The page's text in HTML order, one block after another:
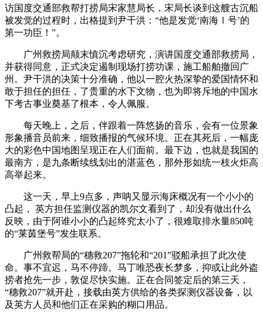
访国度交通部救帮打捞局宋家慧局长，宋局长谈到这艘古沉船
被发觉的过程时，出格提到尹干洪：“他是发觉‘南海Ⅰ号’的
第一功臣！”。
广州救捞局颠末慎沉考虑研究，演讲国度交通部救捞局，
并获得同意，正式决定遏制现场打捞功课，施工船舶撤回广
州。尹干洪的决策十分准确，他以一腔火热深挚的爱国情怀和
敢于担任的担任，了贵重的水下文物，也为即将斥地的中国水
下考古事业奠基了根本，令人佩服。
每天晚上，之后，伴跟着一阵悠扬的音乐，会有一位景象
形象播音员前来，细致播报的气候环境。正在其死后，一幅庞
大的彩色中国地图呈现正在人们面前。最下边，也就是我国的
最南方，是九条断续线划出的湛蓝色，那外形如统一枝火炬高
高举起来。
这一天，早上9点多，声呐又显示海床概况有一个小小的
凸起， 英方担任监测仪器的凯尔文看到了，却没有做出什么
反映，由于阿谁小小的凸起终究太小了，很难取排水量850吨
的“莱茵堡号”发生联系。
广州救帮局的“穗救207”拖轮和“201”驳船承担了此次使
命。事不宜迟，马不停蹄。马丁唯恐夜长梦多，抑或让此外盗
捞者抢先一步，敦促尽快实施。正在合同签定后的第三天，
“穗救207”就开赴，接载由英方供给的各类探测仪器设备，以
及英方人员和他们正在采购的糊口用品。